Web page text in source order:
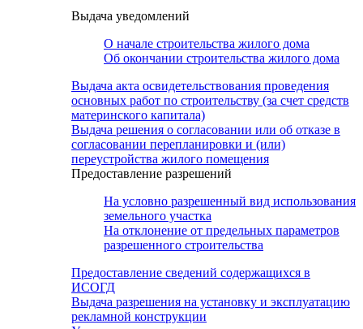
Выдача уведомлений
О начале строительства жилого дома
Об окончании строительства жилого дома
Выдача акта освидетельствования проведения
основных работ по строительству (за счет средств
материнского капитала)
Выдача решения о согласовании или об отказе в
согласовании перепланировки и (или)
переустройства жилого помещения
Предоставление разрешений
На условно разрешенный вид использования
земельного участка
На отклонение от предельных параметров
разрешенного строительства
Предоставление сведений содержащихся в
ИСОГД
Выдача разрешения на установку и эксплуатацию
рекламной конструкции